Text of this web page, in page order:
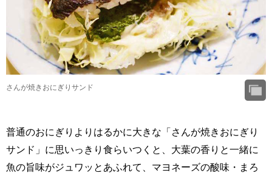
さんが焼きおにぎりサンド
普通のおにぎりよりはるかに大きな「さんが焼きおにぎり
サンド」に思いっきり食らいつくと、大葉の香りと一緒に
魚の旨味がジュワッとあふれて、マヨネーズの酸味・まろ